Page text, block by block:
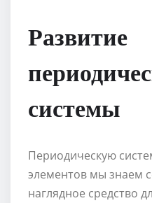
Развитие
системы
Периодическую
элементов мы знаем
наглядное средство